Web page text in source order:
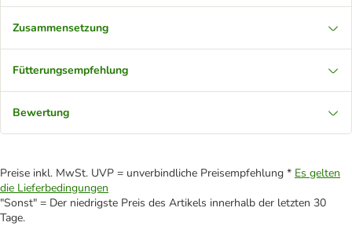
Zusammensetzung
Fütterungsempfehlung
Bewertung
Preise inkl. MwSt. UVP = unverbindliche Preisempfehlung * Es gelten
die Lieferbedingungen
"Sonst" = Der niedrigste Preis des Artikels innerhalb der letzten 30
Tage.